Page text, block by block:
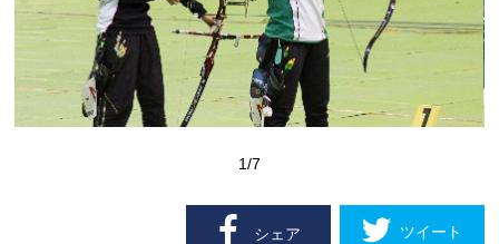
1/7
シェア ツイート